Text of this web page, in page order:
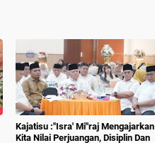
Kajatisu :"Isra' Mi"raj Mengajarkan
Kita Nilai Perjuangan, Disiplin Dan